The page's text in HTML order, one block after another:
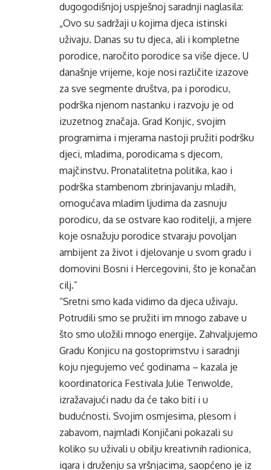
dugogodišnjoj uspješnoj saradnji naglasila:
„Ovo su sadržaji u kojima djeca istinski
uživaju. Danas su tu djeca, ali i kompletne
porodice, naročito porodice sa više djece. U
današnje vrijeme, koje nosi različite izazove
za sve segmente društva, pa i porodicu,
podrška njenom nastanku i razvoju je od
izuzetnog značaja. Grad Konjic, svojim
programima i mjerama nastoji pružiti podršku
djeci, mladima, porodicama s djecom,
majčinstvu. Pronatalitetna politika, kao i
podrška stambenom zbrinjavanju mladih,
omogućava mladim ljudima da zasnuju
porodicu, da se ostvare kao roditelji, a mjere
koje osnažuju porodice stvaraju povoljan
ambijent za život i djelovanje u svom gradu i
domovini Bosni i Hercegovini, što je konačan
cilj.”
“Sretni smo kada vidimo da djeca uživaju.
Potrudili smo se pružiti im mnogo zabave u
što smo uložili mnogo energije. Zahvaljujemo
Gradu Konjicu na gostoprimstvu i saradnji
koju njegujemo već godinama – kazala je
koordinatorica Festivala Julie Tenwolde,
izražavajući nadu da će tako biti i u
budućnosti. Svojim osmjesima, plesom i
zabavom, najmlađi Konjičani pokazali su
koliko su uživali u obilju kreativnih radionica,
igara i druženju sa vršnjacima, saopćeno je iz